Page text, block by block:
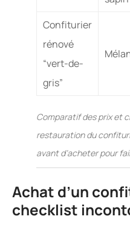
Confiturier
rénové
“vert-de-
gris”
Comparatif des prix et
restauration du
avant d’acheter pour
Achat d’un
checklist